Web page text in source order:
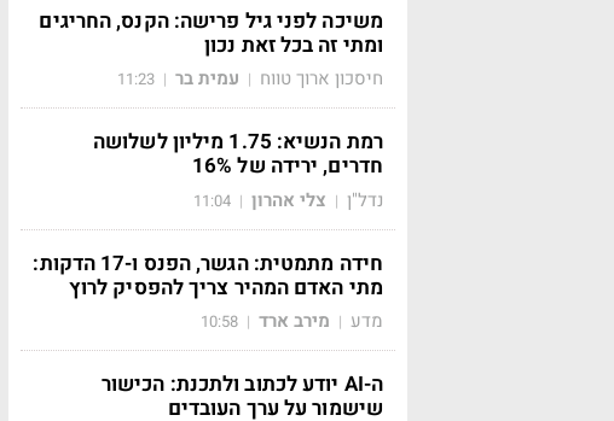
משיכה לפני גיל פרישה: הקנס, החריגים
ומתי זה בכל זאת נכון
חיסכון ארוך טווח | עמית בר |
11:23
רמת הנשיא: 1.75 מיליון לשלושה
חדרים, ירידה של 16%
נדל"ן | צלי אהרון |
11:04
חידה מתמטית: הגשר, הפנס ו-17 הדקות:
מתי האדם המהיר צריך להפסיק לרוץ
מדע | מירב ארד |
10:58
ה-AI יודע לכתוב ולתכנת: הכישור
שישמור על ערך העובדים